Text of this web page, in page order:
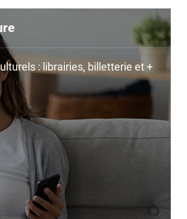
: librairies, billetterie et +